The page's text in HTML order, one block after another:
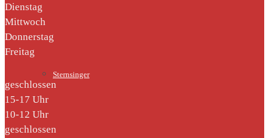
Sternsinger
Dienstag
Mittwoch
Donnerstag
Freitag
geschlossen
15-17 Uhr
10-12 Uhr
geschlossen